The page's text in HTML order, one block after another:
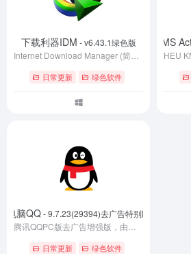
下载利器IDM - v6.43.1绿色版
日常更新 绿色软件
HEU KMS
电脑QQ- 9.7.23(29394)去广告特别版
日常更新 绿色软件